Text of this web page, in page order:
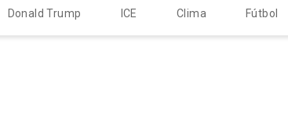
Donald Trump ICE Clima Fútbol